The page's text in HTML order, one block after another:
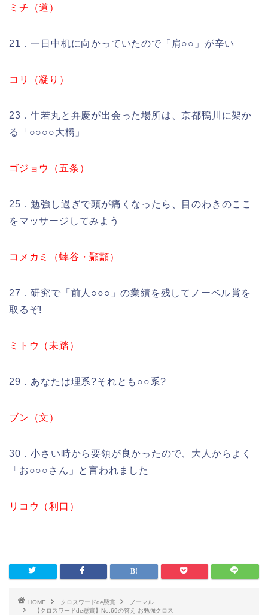
ミチ（道）
21．一日中机に向かっていたので「肩○○」が辛い
コリ（凝り）
23．牛若丸と弁慶が出会った場所は、京都鴨川に架か
る「○○○○大橋」
ゴジョウ（五条）
25．勉強し過ぎで頭が痛くなったら、目のわきのここ
をマッサージしてみよう
コメカミ（蟀谷・顳顬）
27．研究で「前人○○○」の業績を残してノーベル賞を
取るぞ!
ミトウ（未踏）
29．あなたは理系?それとも○○系?
ブン（文）
30．小さい時から要領が良かったので、大人からよく
「お○○○さん」と言われました
リコウ（利口）
HOME クロスワードde懸賞
ノーマル
【クロスワードde懸賞】No.69の答え お勉強クロス